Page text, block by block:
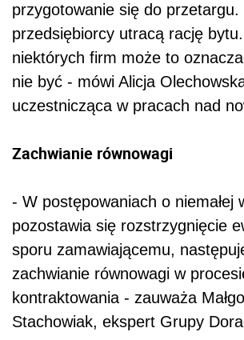
przygotowanie się do przetargu.
przedsiębiorcy utracą rację
niektórych firm może to
nie być - mówi Alicja
uczestnicząca w pracach nad
Zachwianie równowagi
- W postępowaniach o niemałej
pozostawia się rozstrzygnięcie
sporu zamawiającemu,
zachwianie równowagi w
kontraktowania - zauważa
Stachowiak, ekspert Grupy